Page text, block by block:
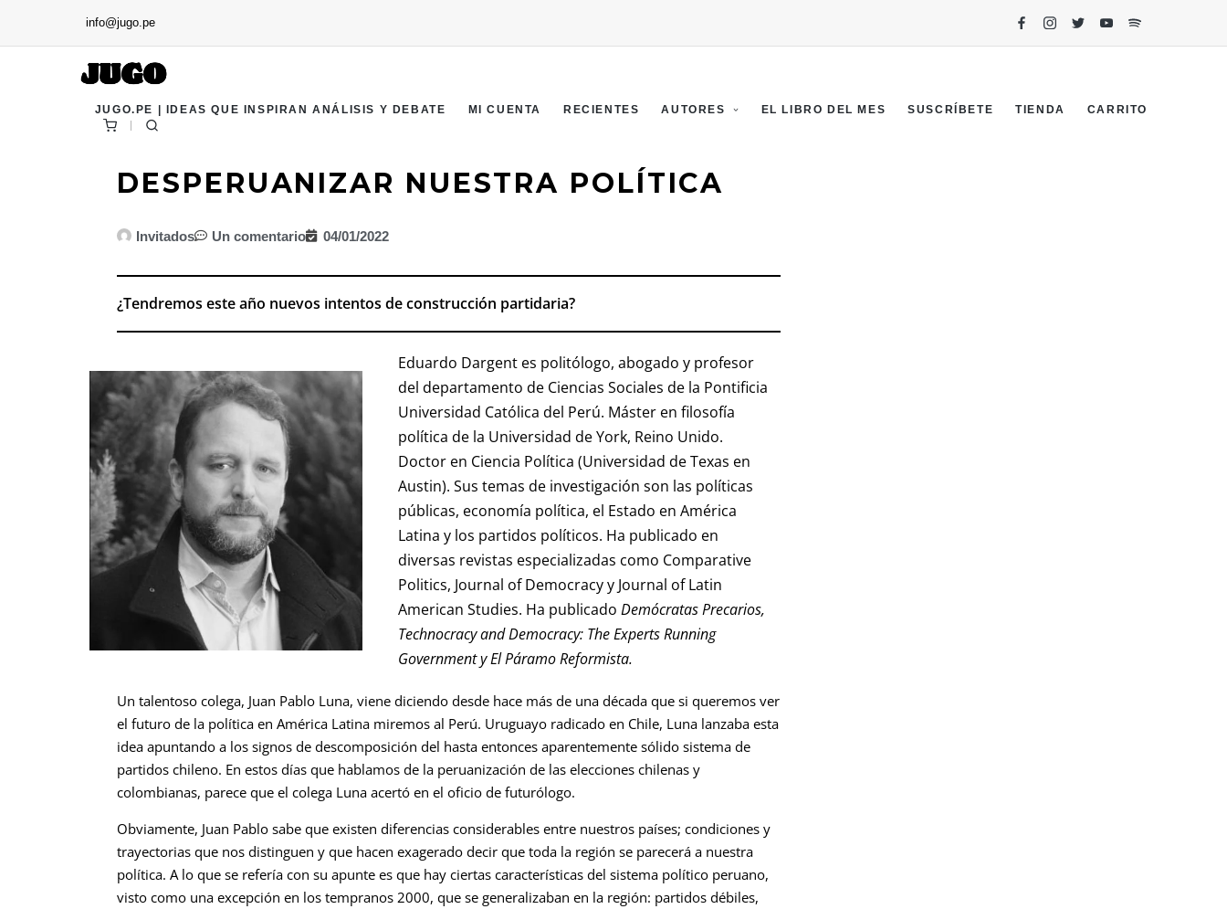
info@jugo.pe
JUGO.PE | IDEAS QUE INSPIRAN ANÁLISIS Y DEBATE MI CUENTA RECIENTES AUTORES EL LIBRO DEL MES SUSCRÍBETE TIENDA CARRITO
DESPERUANIZAR NUESTRA POLÍTICA
Invitados Un comentario 04/01/2022
¿Tendremos este año nuevos intentos de construcción partidaria?
Eduardo Dargent es politólogo, abogado y profesor
del departamento de Ciencias Sociales de la Pontificia
Universidad Católica del Perú. Máster en filosofía
política de la Universidad de York, Reino Unido.
Doctor en Ciencia Política (Universidad de Texas en
Austin). Sus temas de investigación son las políticas
públicas, economía política, el Estado en América
Latina y los partidos políticos. Ha publicado en
diversas revistas especializadas como Comparative
Politics, Journal of Democracy y Journal of Latin
American Studies. Ha publicadoDemócratas Precarios,
Technocracy and Democracy: The Experts Running
Government y El Páramo Reformista.
Un talentoso colega, Juan Pablo Luna, viene diciendo desde hace más de una década que si queremos ver
el futuro de la política en América Latina miremos al Perú. Uruguayo radicado en Chile, Luna lanzaba esta
idea apuntando a los signos de descomposición del hasta entonces aparentemente sólido sistema de
partidos chileno. En estos días que hablamos de la peruanización de las elecciones chilenas y
colombianas, parece que el colega Luna acertó en el oficio de futurólogo.
Obviamente, Juan Pablo sabe que existen diferencias considerables entre nuestros países; condiciones y
trayectorias que nos distinguen y que hacen exagerado decir que toda la región se parecerá a nuestra
política. A lo que se refería con su apunte es que hay ciertas características del sistema político peruano,
visto como una excepción en los tempranos 2000, que se generalizaban en la región: partidos débiles,